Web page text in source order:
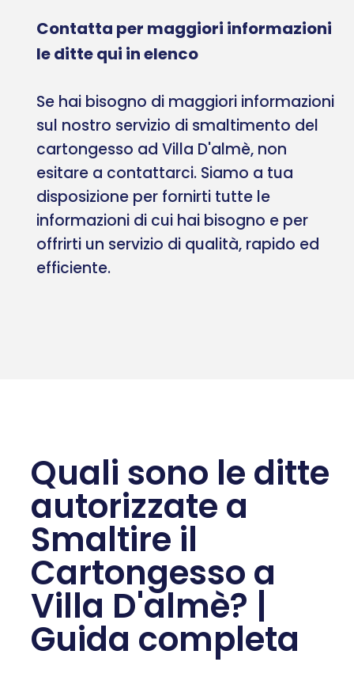
Contatta per maggiori informazioni
le ditte qui in elenco
Se hai bisogno di maggiori informazioni
sul nostro servizio di smaltimento del
cartongesso ad Villa D'almè, non
esitare a contattarci. Siamo a tua
disposizione per fornirti tutte le
informazioni di cui hai bisogno e per
offrirti un servizio di qualità, rapido ed
efficiente.
Quali sono le ditte
autorizzate a
Smaltire il
Cartongesso a
Villa D'almè? |
Guida completa